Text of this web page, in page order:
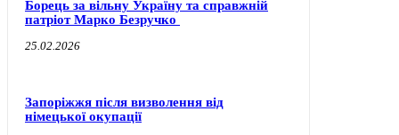
Борець за вільну Україну та справжній
патріот Марко Безручко
25.02.2026
Запоріжжя після визволення від
німецької окупації